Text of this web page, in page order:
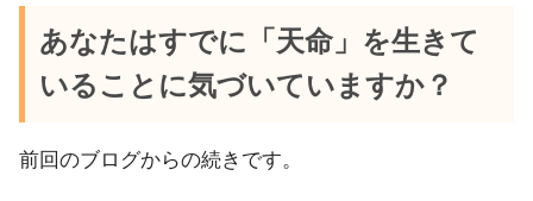
あなたはすでに「天命」を生きて
いることに気づいていますか？
前回のブログからの続きです。